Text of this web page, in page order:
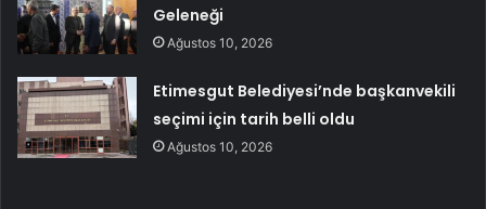
Geleneği
Ağustos 10, 2026
Etimesgut Belediyesi’nde başkanvekili
seçimi için tarih belli oldu
Ağustos 10, 2026